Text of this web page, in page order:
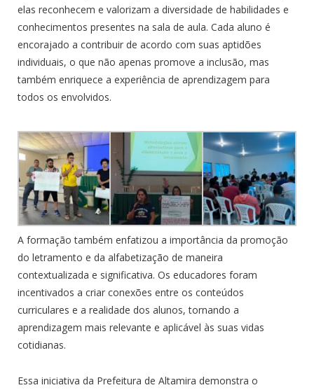
elas reconhecem e valorizam a diversidade de habilidades e
conhecimentos presentes na sala de aula. Cada aluno é
encorajado a contribuir de acordo com suas aptidões
individuais, o que não apenas promove a inclusão, mas
também enriquece a experiência de aprendizagem para
todos os envolvidos.
A formação também enfatizou a importância da promoção
do letramento e da alfabetização de maneira
contextualizada e significativa. Os educadores foram
incentivados a criar conexões entre os conteúdos
curriculares e a realidade dos alunos, tornando a
aprendizagem mais relevante e aplicável às suas vidas
cotidianas.
Essa iniciativa da Prefeitura de Altamira demonstra o